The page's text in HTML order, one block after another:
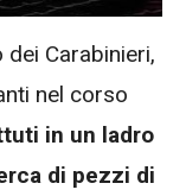
Carabinieri,
nel corso
in un ladro
di pezzi di